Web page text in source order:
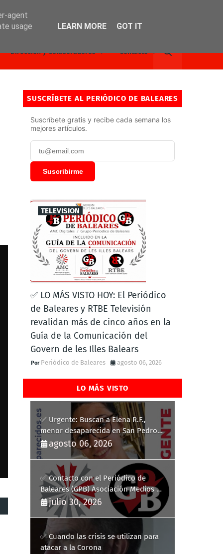
Dirección y Colaboradores Contacto
SUSCRÍBETE AL PERIÓDICO DE BALEARES
Suscríbete gratis y recibe cada semana los
mejores artículos.
Suscribirme
TELEVISION
✅ LO MÁS VISTO HOY: El Periódico
de Baleares y RTBE Televisión
revalidan más de cinco años en la
Guía de la Comunicación del
Govern de les Illes Balears
Periódico de Baleares agosto 06, 2026
LO MÁS VISTO
✅ Urgente: Buscan a Elena R.F.,
menor desaparecida en San Pedro
del Pinatar
agosto 06, 2026
✅ Contacto con el Periódico de
Baleares (GPB) Asociación Medios de
Comunicación Digitales
julio 30, 2026
✅ Cuando las crisis se utilizan para
atacar a la Corona
agent
usage
LEARN MORE GOT IT